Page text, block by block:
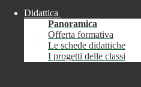
Chiudi
Informazione
Didattica
Panoramica
Offerta formativa
Le schede didattiche
I progetti delle classi